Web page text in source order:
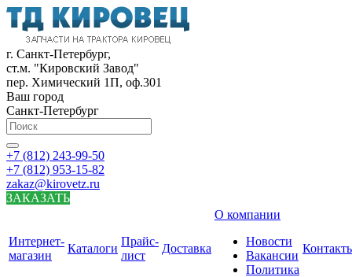
г. Санкт-Петербург,
ст.м. "Кировский Завод"
пер. Химический 1П, оф.301
Ваш город
Санкт-Петербург
+7 (812) 243-99-50
+7 (812) 953-15-82
zakaz@kirovetz.ru
ЗАКАЗАТЬ
Интернет-
магазин
Каталоги
Прайс-
лист
Доставка
О компании
Новости
Вакансии
Политика